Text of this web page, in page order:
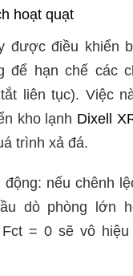
hoạt quạt
được điều khiển
để hạn chế các
liên tục). Việc
kho lạnh Dixell
trình xả đá.
động: nếu chênh
dò phòng lớn
= 0 sẽ vô hiệu